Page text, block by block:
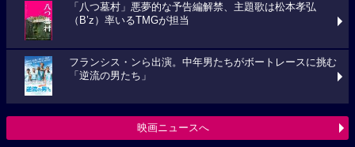
「八つ墓村」悪夢的な予告編解禁、主題歌は松本孝弘
（B’z）率いるTMGが担当
フランシス・ンら出演。中年男たちがボートレースに挑む
「逆流の男たち」
映画ニュースへ